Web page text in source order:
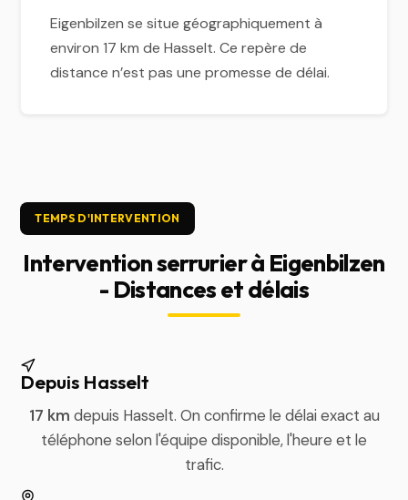
Eigenbilzen se situe géographiquement à
environ 17 km de Hasselt. Ce repère de
distance n’est pas une promesse de délai.
TEMPS D'INTERVENTION
Intervention serrurier à Eigenbilzen
- Distances et délais
Depuis Hasselt
17 km depuis Hasselt. On confirme le délai exact au
téléphone selon l'équipe disponible, l'heure et le
trafic.